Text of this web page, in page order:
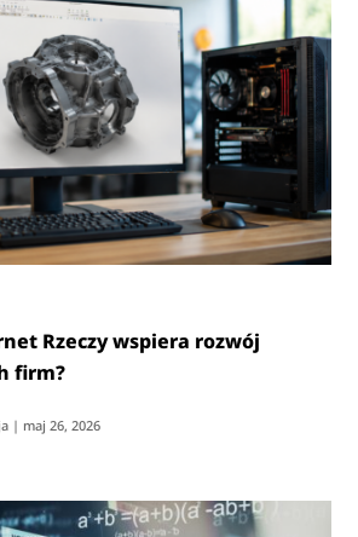
Rzeczy wspiera rozwój
firm?
| maj 26, 2026